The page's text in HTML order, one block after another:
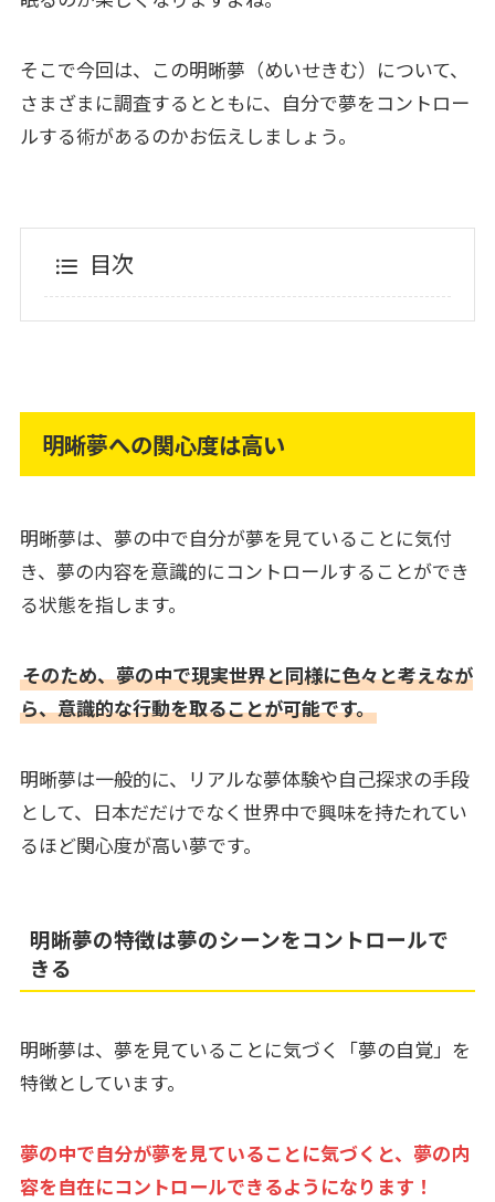
そこで今回は、この明晰夢（めいせきむ）について、
さまざまに調査するとともに、自分で夢をコントロー
ルする術があるのかお伝えしましょう。
目次
明晰夢への関心度は高い
明晰夢は、夢の中で自分が夢を見ていることに気付
き、夢の内容を意識的にコントロールすることができ
る状態を指します。
そのため、夢の中で現実世界と同様に色々と考えなが
ら、意識的な行動を取ることが可能です。
明晰夢は一般的に、リアルな夢体験や自己探求の手段
として、日本だだけでなく世界中で興味を持たれてい
るほど関心度が高い夢です。
明晰夢の特徴は夢のシーンをコントロールで
きる
明晰夢は、夢を見ていることに気づく「夢の自覚」を
特徴としています。
夢の中で自分が夢を見ていることに気づくと、夢の内
容を自在にコントロールできるようになります！